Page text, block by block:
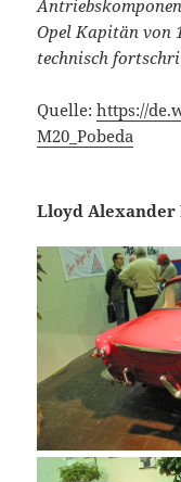
Opel Kapitän von
technisch
Quelle:https://
M20_Pobeda
Lloyd Alexander